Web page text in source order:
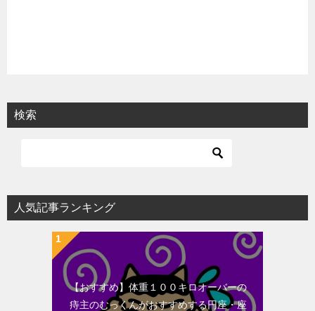
検索
人気記事ランキング
【おすすめ】体重１００キロオーバーの
痔主のむっくんがおすすめする円座・座